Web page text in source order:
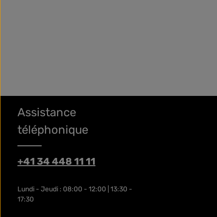
Assistance
téléphonique
+41 34 448 11 11
Lundi - Jeudi : 08:00 - 12:00 | 13:30 -
17:30